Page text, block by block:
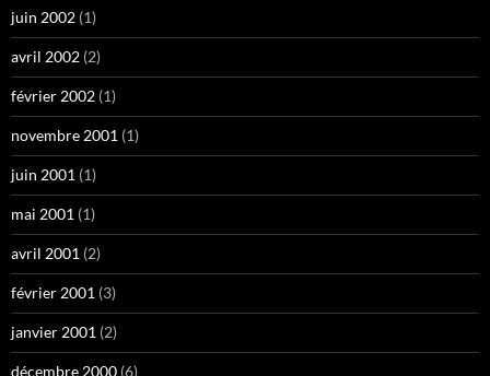
juin 2002 (1)
avril 2002 (2)
février 2002 (1)
novembre 2001 (1)
juin 2001 (1)
mai 2001 (1)
avril 2001 (2)
février 2001 (3)
janvier 2001 (2)
décembre 2000 (6)